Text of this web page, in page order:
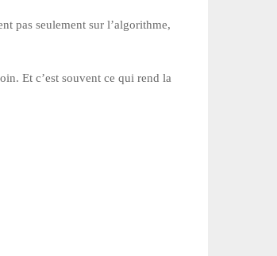
pas seulement sur l’algorithme,
Et c’est souvent ce qui rend la